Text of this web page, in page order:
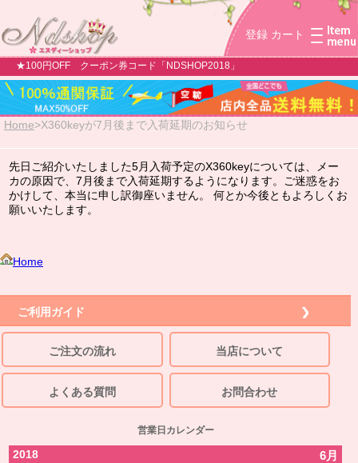
登録 カート
★100円OFF クーポン券コード「NDSHOP2018」
Home>X360keyが7月後まで入荷延期のお知らせ
先日ご紹介いたしました5月入荷予定のX360keyについては、メー
カの原因で、7月後まで入荷延期するようになります。ご迷惑をお
かけして、本当に申し訳御座いません。 何とか今後ともよろしくお
願いいたします。
Home
ご利用ガイド
ご注文の流れ 当店について
よくある質問 お問合わせ
営業日カレンダー
2018 6月